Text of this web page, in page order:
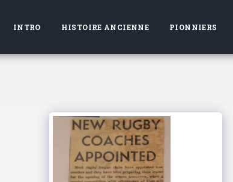
INTRO HISTOIRE ANCIENNE PIONNIERS